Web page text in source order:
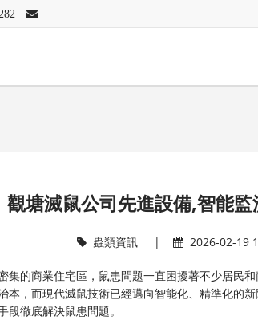
觀塘滅鼠公司先進設備,智能
蟲類資訊 | 2026-02-
集的商業住宅區，鼠患問題一直困擾著不少居民
本，而現代滅鼠技術已經邁向智能化、精準化的
段徹底解決鼠患問題。